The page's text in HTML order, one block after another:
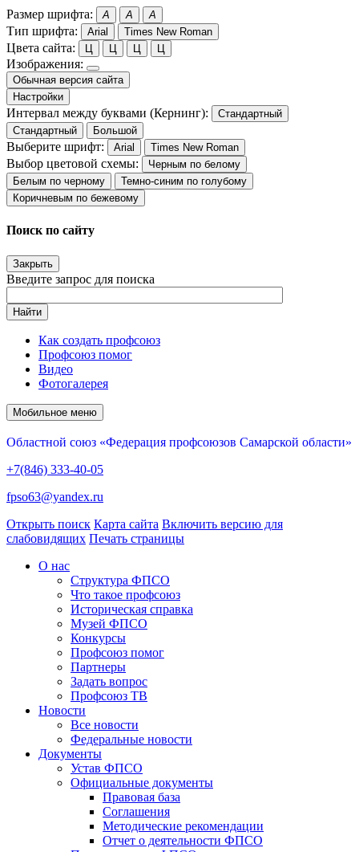
Размер шрифта: A A A
Тип шрифта: Arial Times New Roman
Цвета сайта: Ц Ц Ц Ц
Изображения:
Обычная версия сайта
Настройки
Интервал между буквами (Кернинг):
Стандартный
Стандартный
Большой
Выберите шрифт: Arial Times New Roman
Выбор цветовой схемы:
Черным по белому
Белым по черному
Темно-синим по голубому
Коричневым по бежевому
Поиск по сайту
Закрыть
Введите запрос для поиска
Найти
Как создать профсоюз
Профсоюз помог
Видео
Фотогалерея
Мобильное меню
Областной союз «Федерация профсоюзов Самарской области»
+7(846) 333-40-05
fpso63@yandex.ru
Открыть поиск Карта сайта Включить версию для
слабовидящих Печать страницы
О нас
Структура ФПСО
Что такое профсоюз
Историческая справка
Музей ФПСО
Конкурсы
Профсоюз помог
Партнеры
Задать вопрос
Профсоюз ТВ
Новости
Все новости
Федеральные новости
Документы
Устав ФПСО
Официальные документы
Правовая база
Соглашения
Методические рекомендации
Отчет о деятельности ФПСО